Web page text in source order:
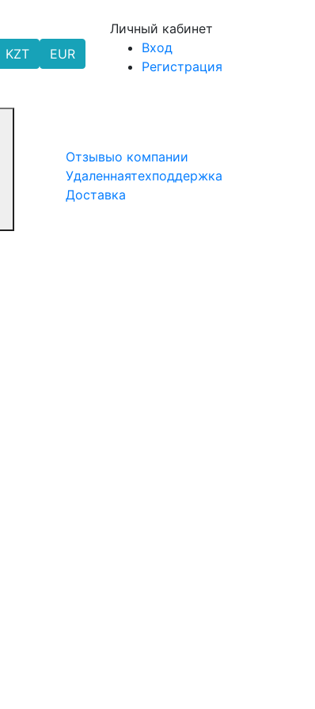
KZT EUR
Личный кабинет
Вход
Регистрация
Отзывыо компании
Удаленнаятехподдержка
Доставка